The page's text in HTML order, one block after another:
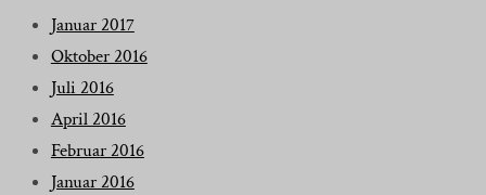
Januar 2017
Oktober 2016
Juli 2016
April 2016
Februar 2016
Januar 2016